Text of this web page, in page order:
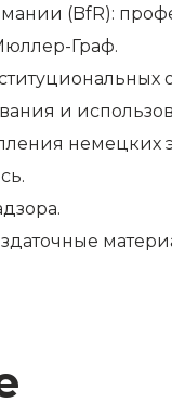
(BfR):
Граф.
и
немецких
.